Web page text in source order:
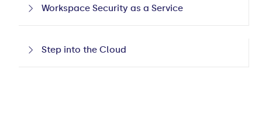
Workspace Security as a Service
Step into the Cloud